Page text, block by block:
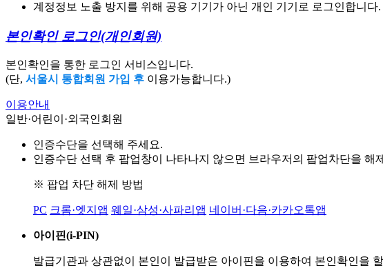
계정정보 노출 방지를 위해 공용 기기가 아닌 개인 기기로 로그인합니다.
본인확인 로그인(개인회원)
본인확인을 통한 로그인 서비스입니다.
(단, 서울시 통합회원 가입 후 이용가능합니다.)
이용안내
일반·어린이·외국인회원
인증수단을 선택해 주세요.
인증수단 선택 후 팝업창이 나타나지 않으면 브라우저의 팝업차단을 해
※ 팝업 차단 해제 방법
PC 크롬·엣지앱 웨일·삼성·사파리앱 네이버·다음·카카오톡앱
아이핀(i-PIN)
발급기관과 상관없이 본인이 발급받은 아이핀을 이용하여 본인확인을